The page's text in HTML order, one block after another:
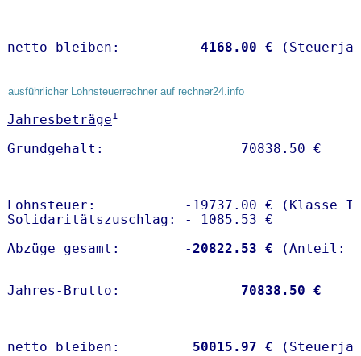
netto bleiben: 4168.00 €
ausführlicher Lohnsteuerrechner auf rechner24.info
Jahresbeträge1
Lohnsteuer:           -19737.00 € (Klasse I)
Solidaritätszuschlag: - 1085.53 €
Abzüge gesamt:        -20822.53 €
Jahres-Brutto: 70838.50 €
netto bleiben: 50015.97 €